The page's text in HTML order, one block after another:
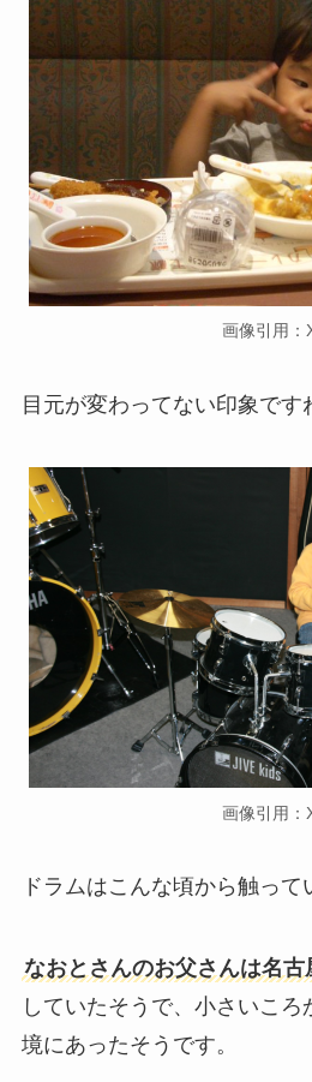
画像引用：
目元が変わってない印象です
画像引用：
ドラムはこんな頃から触って
なおとさんのお父さんは名
していたそうで、小さいこ
境にあったそうです。